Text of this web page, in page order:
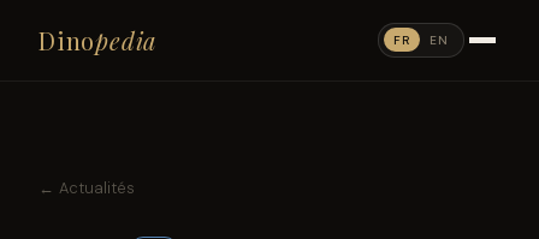
Dinopedia FR EN
← Actualités